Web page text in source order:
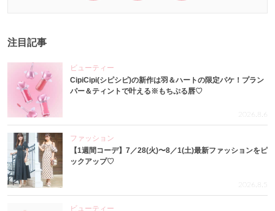
注目記事
ビューティー
CipiCipi(シピシピ)の新作は羽＆ハートの限定パケ！プラン
パー＆ティントで叶える※もちぷる唇♡
2026.8.6
ファッション
【1週間コーデ】7／28(火)〜8／1(土)最新ファッションをピ
ックアップ♡
2026.8.5
ビューティー